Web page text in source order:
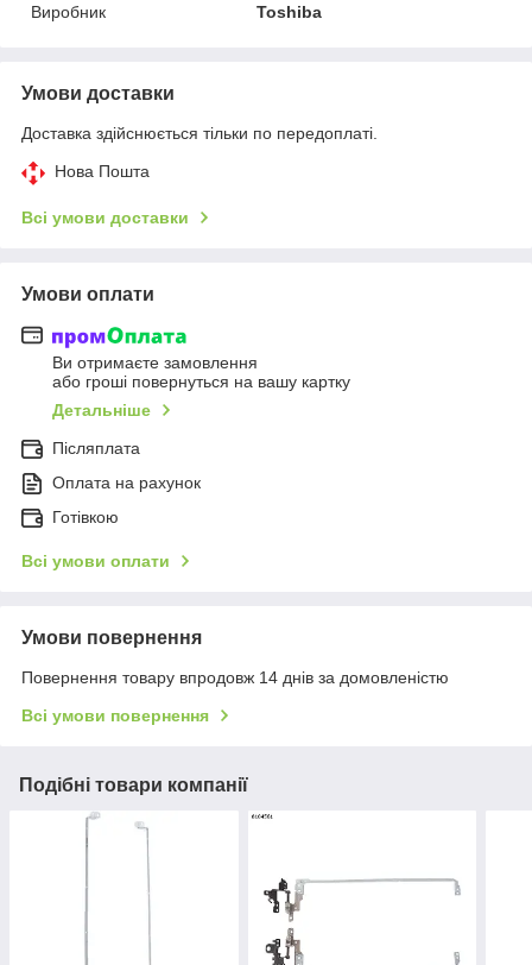
Виробник
Toshiba
Умови доставки
Доставка здійснюється тільки по передоплаті.
Нова Пошта
Всі умови доставки
Умови оплати
Ви отримаєте замовлення
або гроші повернуться на вашу картку
Детальніше
Післяплата
Оплата на рахунок
Готівкою
Всі умови оплати
Умови повернення
Повернення товару впродовж 14 днів за домовленістю
Всі умови повернення
Подібні товари компанії